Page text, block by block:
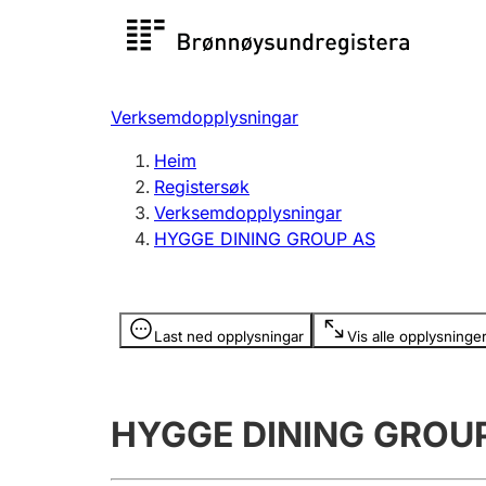
Registersøk
Registrere, endre, slette
Verksemdopplysningar
Heim
Registersøk
Verksemdopplysningar
HYGGE DINING GROUP AS
Last ned opplysningar Vis alle opplysninger
Opplysninger er skjult
HYGGE DINING